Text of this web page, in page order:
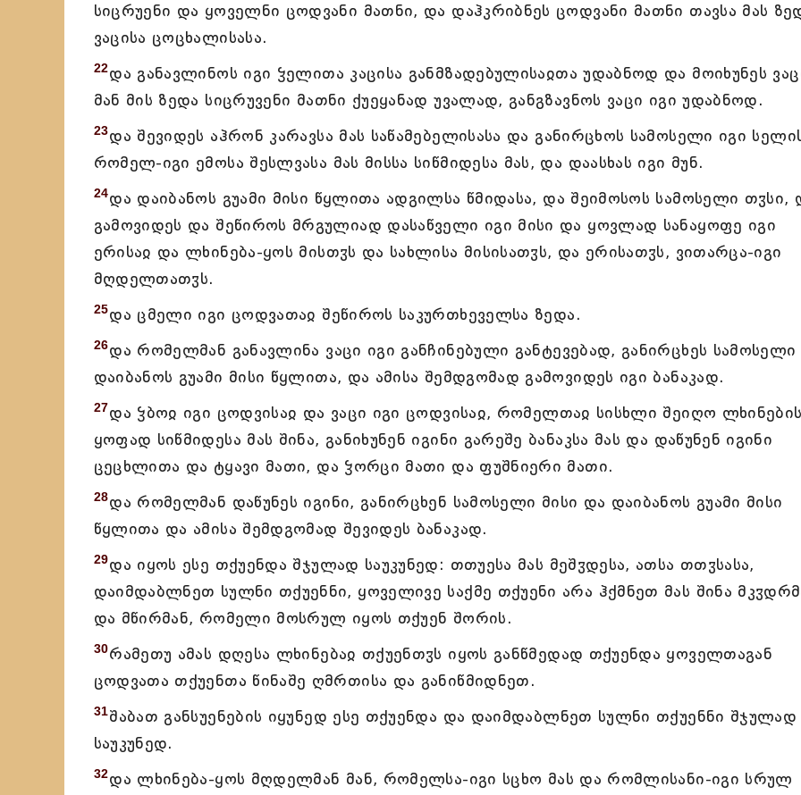
სიცრუენი და ყოველნი ცოდვანი მათნი, და დაჰკრიბნეს ცოდვანი მათნი თავსა მას
ვაცისა ცოცხალისასა.
22და განავლინოს იგი ჴელითა კაცისა განმზადებულისაჲთა უდაბნოდ და მოიხუნეს
მან მის ზედა სიცრუვენი მათნი ქუეყანად უვალად, განგზავნოს ვაცი იგი უდაბნოდ.
23და შევიდეს აჰრონ კარავსა მას საწამებელისასა და განირცხოს სამოსელი იგი
რომელ-იგი ემოსა შესლვასა მას მისსა სიწმიდესა მას, და დაასხას იგი მუნ.
24და დაიბანოს გუამი მისი წყლითა ადგილსა წმიდასა, და შეიმოსოს სამოსელი თჳსი,
გამოვიდეს და შეწიროს მრგულიად დასაწველი იგი მისი და ყოვლად სანაყოფე იგი
ერისაჲ და ლხინება-ყოს მისთჳს და სახლისა მისისათჳს, და ერისათჳს, ვითარცა-იგი
მღდელთათჳს.
25და ცმელი იგი ცოდვათაჲ შეწიროს საკურთხეველსა ზედა.
26და რომელმან განავლინა ვაცი იგი განჩინებული განტევებად, განირცხეს
დაიბანოს გუამი მისი წყლითა, და ამისა შემდგომად გამოვიდეს იგი ბანაკად.
27და ჴბოჲ იგი ცოდვისაჲ და ვაცი იგი ცოდვისაჲ, რომელთაჲ სისხლი შეიღო
ყოფად სიწმიდესა მას შინა, განიხუნენ იგინი გარეშე ბანაკსა მას და დაწუნენ იგინი
ცეცხლითა და ტყავი მათი, და ჴორცი მათი და ფუშნიერი მათი.
28და რომელმან დაწუნეს იგინი, განირცხენ სამოსელი მისი და დაიბანოს გუამი მისი
წყლითა და ამისა შემდგომად შევიდეს ბანაკად.
29და იყოს ესე თქუენდა შჯულად საუკუნედ: თთუესა მას მეშჳდესა, ათსა თთჳსასა,
დაიმდაბლნეთ სულნი თქუენნი, ყოველივე საქმე თქუენი არა ჰქმნეთ მას შინა
და მწირმან, რომელი მოსრულ იყოს თქუენ შორის.
30რამეთუ ამას დღესა ლხინებაჲ თქუენთჳს იყოს განწმედად თქუენდა ყოველთაგან
ცოდვათა თქუენთა წინაშე ღმრთისა და განიწმიდნეთ.
31შაბათ განსუენების იყუნედ ესე თქუენდა და დაიმდაბლნეთ სულნი თქუენნი შჯულად
საუკუნედ.
32და ლხინება-ყოს მღდელმან მან, რომელსა-იგი სცხო მას და რომლისანი-იგი სრულ